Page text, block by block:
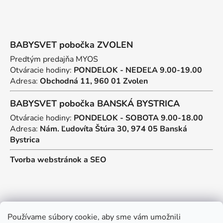
Používame súbory cookie, aby sme vám umožnili
BABYSVET pobočka ZVOLEN
Predtým predajňa MYOS
Otváracie hodiny: PONDELOK - NEDEĽA 9.00-19.00
Adresa: Obchodná 11, 960 01 Zvolen
BABYSVET pobočka BANSKÁ BYSTRICA
Otváracie hodiny: PONDELOK - SOBOTA 9.00-18.00
Adresa: Nám. Ľudovíta Štúra 30, 974 05 Banská
Bystrica
Tvorba webstránok a SEO
Kontakt